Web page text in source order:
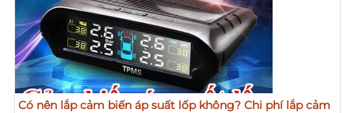
Có nên lắp cảm biến áp suất lốp không? Chi phí lắp cảm